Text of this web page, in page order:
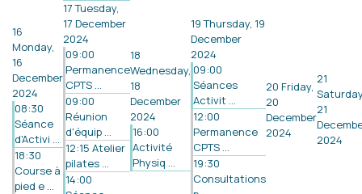
16
Monday,
16
December
2024
08:30
Séance
d'Activi ...
18:30
Course à
pied e ...
17 Tuesday,
17 December
2024
09:00
Permanence
CPTS ...
09:00
Réunion
d'équip ...
12:15 Atelier
pilates ...
14:00
18
Wednesday,
18
December
2024
16:00
Activité
Physiq ...
19 Thursday, 19
December
2024
09:00
Séances
Activit ...
12:00
Permanence
CPTS ...
19:30
Consultations
20 Friday,
20
December
2024
21
21
2024